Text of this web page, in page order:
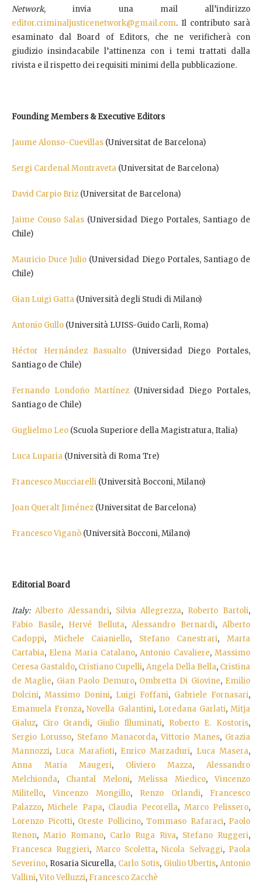
Network, invia una mail all’indirizzo
editor.criminaljusticenetwork@gmail.com. Il contributo sarà
esaminato dal Board of Editors, che ne verificherà con
giudizio insindacabile l’attinenza con i temi trattati dalla
rivista e il rispetto dei requisiti minimi della pubblicazione.
Founding Members & Executive Editors
Jaume Alonso-Cuevillas (Universitat de Barcelona)
Sergi Cardenal Montraveta (Universitat de Barcelona)
David Carpio Briz (Universitat de Barcelona)
Jaime Couso Salas (Universidad Diego Portales, Santiago de
Chile)
Mauricio Duce Julio (Universidad Diego Portales, Santiago de
Chile)
Gian Luigi Gatta (Università degli Studi di Milano)
Antonio Gullo (Università LUISS-Guido Carli, Roma)
Héctor Hernández Basualto (Universidad Diego Portales,
Santiago de Chile)
Fernando Londoño Martínez (Universidad Diego Portales,
Santiago de Chile)
Guglielmo Leo (Scuola Superiore della Magistratura, Italia)
Luca Luparia (Università di Roma Tre)
Francesco Mucciarelli (Università Bocconi, Milano)
Joan Queralt Jiménez (Universitat de Barcelona)
Francesco Viganò (Università Bocconi, Milano)
Editorial Board
Italy: Alberto Alessandri, Silvia Allegrezza, Roberto Bartoli,
Fabio Basile, Hervé Belluta, Alessandro Bernardi,Alberto
Cadoppi, Michele Caianiello, Stefano Canestrari,Marta
Cartabia, Elena Maria Catalano,Antonio Cavaliere,Massimo
Ceresa Gastaldo, Cristiano Cupelli, Angela Della Bella, Cristina
de Maglie, Gian Paolo Demuro, Ombretta Di Giovine, Emilio
Dolcini, Massimo Donini, Luigi Foffani, Gabriele Fornasari,
Emanuela Fronza,Novella Galantini, Loredana Garlati,Mitja
Gialuz, Ciro Grandi, Giulio Illuminati, Roberto E. Kostoris,
Sergio Lorusso, Stefano Manacorda,Vittorio Manes, Grazia
Mannozzi, Luca Marafioti, Enrico Marzaduri, Luca Masera,
Anna Maria Maugeri, Oliviero Mazza,Alessandro
Melchionda, Chantal Meloni,Melissa Miedico,Vincenzo
Militello,Vincenzo Mongillo, Renzo Orlandi, Francesco
Palazzo,Michele Papa, Claudia Pecorella, Marco Pelissero,
Lorenzo Picotti, Oreste Pollicino, Tommaso Rafaraci, Paolo
Renon, Mario Romano, Carlo Ruga Riva, Stefano Ruggeri,
Francesca Ruggieri, Marco Scoletta,Nicola Selvaggi, Paola
Severino, Rosaria Sicurella, Carlo Sotis, Giulio Ubertis,Antonio
Vallini,Vito Velluzzi, Francesco Zacchè